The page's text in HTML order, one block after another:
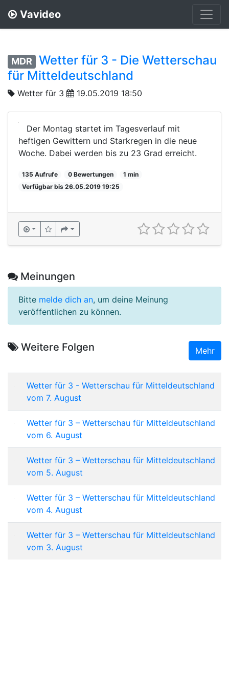
Vavideo
MDR
Wetter für 3 - Die Wetterschau
für Mitteldeutschland
Wetter für 3 19.05.2019 18:50
Der Montag startet im Tagesverlauf mit
heftigen Gewittern und Starkregen in die neue
Woche. Dabei werden bis zu 23 Grad erreicht.
135 Aufrufe 0 Bewertungen
1 min
Verfügbar bis 26.05.2019 19:25
Meinungen
Bitte melde dich an, um deine Meinung
veröffentlichen zu können.
Weitere Folgen Mehr
Wetter für 3 - Wetterschau für Mitteldeutschland
vom 7. August
Wetter für 3 – Wetterschau für Mitteldeutschland
vom 6. August
Wetter für 3 – Wetterschau für Mitteldeutschland
vom 5. August
Wetter für 3 – Wetterschau für Mitteldeutschland
vom 4. August
Wetter für 3 – Wetterschau für Mitteldeutschland
vom 3. August